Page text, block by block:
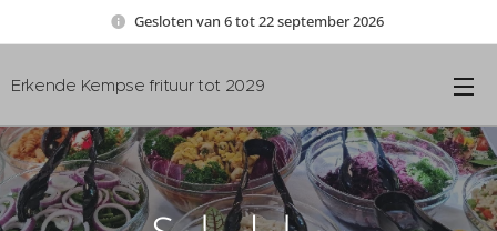
Gesloten van 6 tot 22 september 2026
Erkende Kempse frituur tot 2029